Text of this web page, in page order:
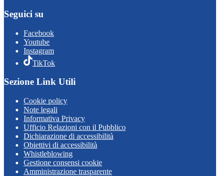
Seguici su
Facebook
Youtube
Instagram
TikTok
Sezione Link Utili
Cookie policy
Note legali
Informativa Privacy
Ufficio Relazioni con il Pubblico
Dichiarazione di accessibilità
Obiettivi di accessibilità
Whistleblowing
Gestione consensi cookie
Amministrazione trasparente